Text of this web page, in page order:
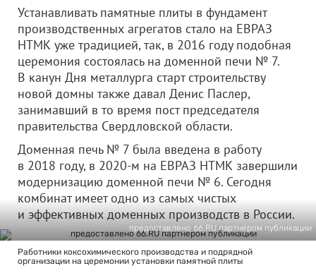
Устанавливать памятные плиты в фундамент
производственных агрегатов стало на ЕВРАЗ
НТМК уже традицией, так, в 2016 году подобная
церемония состоялась на доменной печи № 7.
В канун Дня металлурга старт строительству
новой домны также давал Денис Паслер,
занимавший в то время пост председателя
правительства Свердловской области.
Доменная печь № 7 была введена в работу
в 2018 году, в 2020-м на ЕВРАЗ НТМК завершили
модернизацию доменной печи № 6. Сегодня
комбинат имеет одно из самых чистых
и эффективных доменных производств в России.
предоставлено 66.RU партнером публикации
Работники коксохимического производства и подрядной
организации на церемонии установки памятной плиты